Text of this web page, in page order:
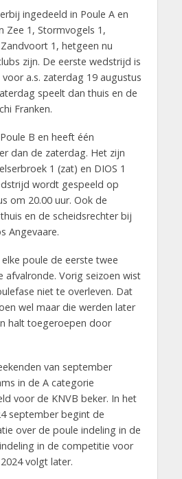
ingedeeld in Poule A en
Zee 1, Stormvogels 1,
1, hetgeen nu
zijn. De eerste wedstrijd is
a.s. zaterdag 19 augustus
speelt dan thuis en de
Franken.
B en heeft één
dan de zaterdag. Het zijn
1 (zat) en DIOS 1
wordt gespeeld op
om 20.00 uur. Ook de
en de scheidsrechter bij
Angevaare.
poule de eerste twee
afvalronde. Vorig seizoen wist
niet te overleven. Dat
wel maar die werden later
halt toegeroepen door
van september
in de A categorie
voor de KNVB beker. In het
september begint de
over de poule indeling in de
in de competitie voor
volgt later.